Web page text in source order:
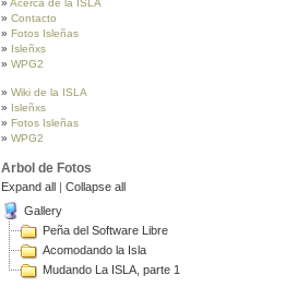
Acerca de la ISLA
Contacto
Fotos Isleñas
Isleñxs
WPG2
Wiki de la ISLA
Isleñxs
Fotos Isleñas
WPG2
Arbol de Fotos
Expand all | Collapse all
Gallery
Peña del Software Libre
Acomodando la Isla
Mudando La ISLA, parte 1